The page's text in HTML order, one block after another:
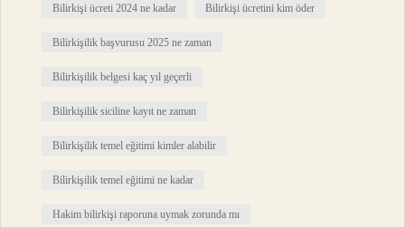
Bilirkişi ücreti 2024 ne kadar Bilirkişi ücretini kim öder
Bilirkişilik başvurusu 2025 ne zaman
Bilirkişilik belgesi kaç yıl geçerli
Bilirkişilik siciline kayıt ne zaman
Bilirkişilik temel eğitimi kimler alabilir
Bilirkişilik temel eğitimi ne kadar
Hakim bilirkişi raporuna uymak zorunda mı